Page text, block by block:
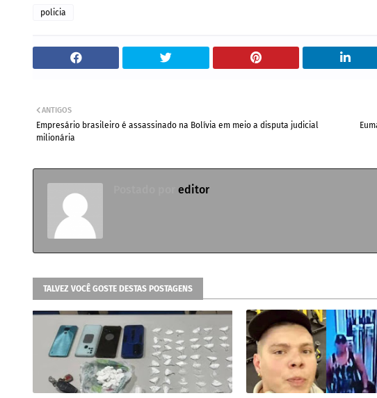
policia
ANTIGOS
Empresário brasileiro é assassinado na Bolívia em meio a disputa judicial
milionária
editor
TALVEZ VOCÊ GOSTE DESTAS POSTAGENS